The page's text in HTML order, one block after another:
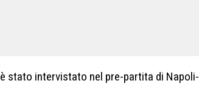
è stato intervistato nel pre-partita di Napoli-